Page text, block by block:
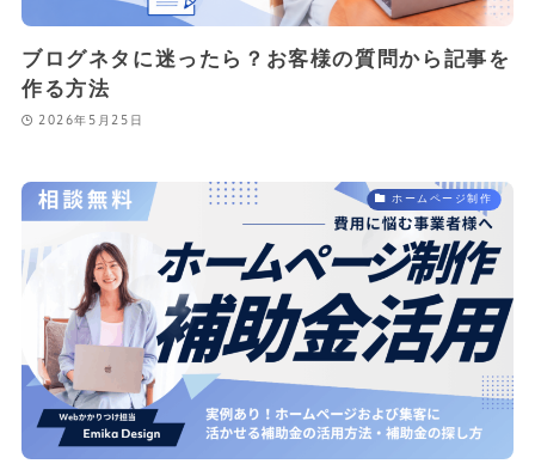
ブログネタに迷ったら？お客様の質問から記事を
作る方法
2026年5月25日
ホームページ制作